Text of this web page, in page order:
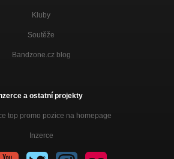
Kluby
Soutěže
Bandzone.cz blog
a ostatní projekty
top promo pozice na homepage
Inzerce